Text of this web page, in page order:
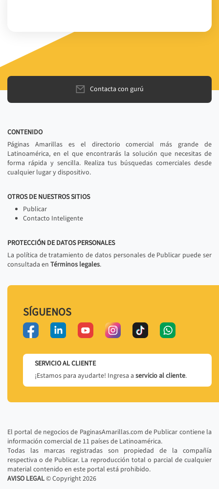
Contacta con gurú
CONTENIDO
Páginas Amarillas es el directorio comercial más grande de
Latinoamérica, en el que encontrarás la solución que necesitas de
forma rápida y sencilla. Realiza tus búsquedas comerciales desde
cualquier lugar y dispositivo.
OTROS DE NUESTROS SITIOS
Publicar
Contacto Inteligente
PROTECCIÓN DE DATOS PERSONALES
La política de tratamiento de datos personales de Publicar puede ser
consultada en Términos legales.
SÍGUENOS
SERVICIO AL CLIENTE
¡Estamos para ayudarte! Ingresa a servicio al cliente.
El portal de negocios de PaginasAmarillas.com de Publicar contiene la
información comercial de 11 países de Latinoamérica.
Todas las marcas registradas son propiedad de la compañía
respectiva o de Publicar. La reproducción total o parcial de cualquier
material contenido en este portal está prohibido.
AVISO LEGAL© Copyright2026